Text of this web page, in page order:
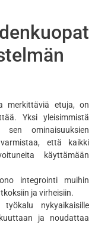
merkittäviä etuja, on
Yksi yleisimmistä
ominaisuuksien
että kaikki
käyttämään
integrointi muihin
ja virheisiin.
työkalu nykyaikaisille
ja noudattaa